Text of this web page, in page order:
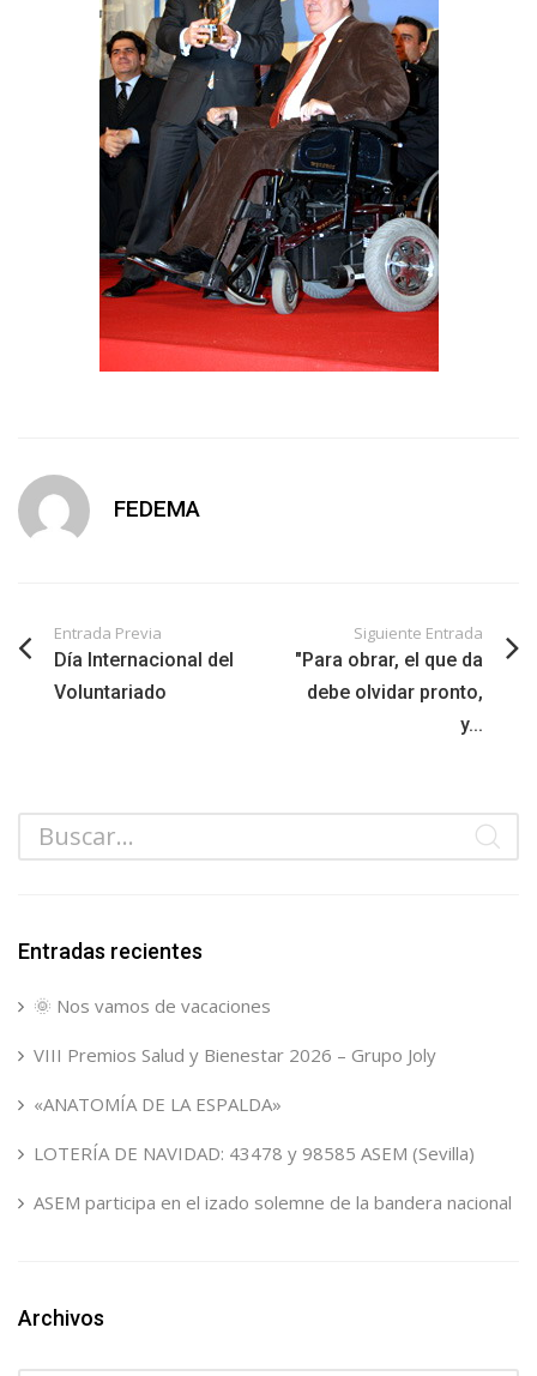
FEDEMA
Entrada Previa
Día Internacional del
Voluntariado
Siguiente Entrada
"Para obrar, el que da
debe olvidar pronto,
y...
Entradas recientes
🌞 Nos vamos de vacaciones
VIII Premios Salud y Bienestar 2026 – Grupo Joly
«ANATOMÍA DE LA ESPALDA»
LOTERÍA DE NAVIDAD: 43478 y 98585 ASEM (Sevilla)
ASEM participa en el izado solemne de la bandera nacional
Archivos
Archivos